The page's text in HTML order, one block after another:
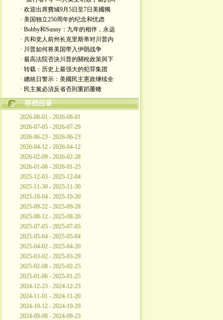
· 欢迎出席費城9月5日至7日美國獨
· 美国独立250周年的纪念和忧虑
· Bobby和Sunny：九年的相伴，永远
· 共和党人前州长克里斯蒂对川普内
· 川普如何将美国带入伊朗战争
· 最高法院否決川普的關稅政策與下
· 转载：历史上最强大的犯罪集团
· 總統日警示：美國民主憲政继续全
· 民主黨必須反省否則重蹈覆轍
存档目录
2026-08-01 - 2026-08-01
2026-07-05 - 2026-07-29
2026-06-23 - 2026-06-23
2026-04-12 - 2026-04-12
2026-02-09 - 2026-02-28
2026-01-06 - 2026-01-25
2025-12-03 - 2025-12-04
2025-11-30 - 2025-11-30
2025-10-04 - 2025-10-20
2025-09-22 - 2025-09-28
2025-08-12 - 2025-08-26
2025-07-05 - 2025-07-05
2025-05-04 - 2025-05-04
2025-04-02 - 2025-04-20
2025-03-02 - 2025-03-29
2025-02-08 - 2025-02-25
2025-01-06 - 2025-01-25
2024-12-23 - 2024-12-23
2024-11-01 - 2024-11-20
2024-10-12 - 2024-10-29
2024-09-08 - 2024-09-23